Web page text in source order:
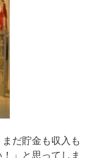
だ貯金も収入も
」と思ってしま